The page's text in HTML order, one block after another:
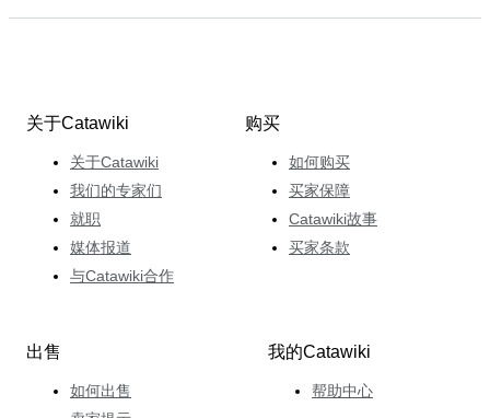
关于Catawiki
关于Catawiki
我们的专家们
就职
媒体报道
与Catawiki合作
购买
如何购买
买家保障
Catawiki故事
买家条款
出售
如何出售
我的Catawiki
帮助中心